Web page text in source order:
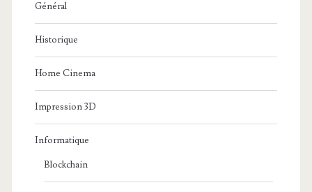
Général
Historique
Home Cinema
Impression 3D
Informatique
Blockchain